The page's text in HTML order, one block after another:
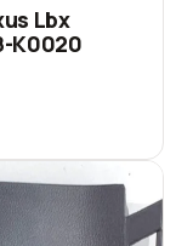
Lbx
K0020